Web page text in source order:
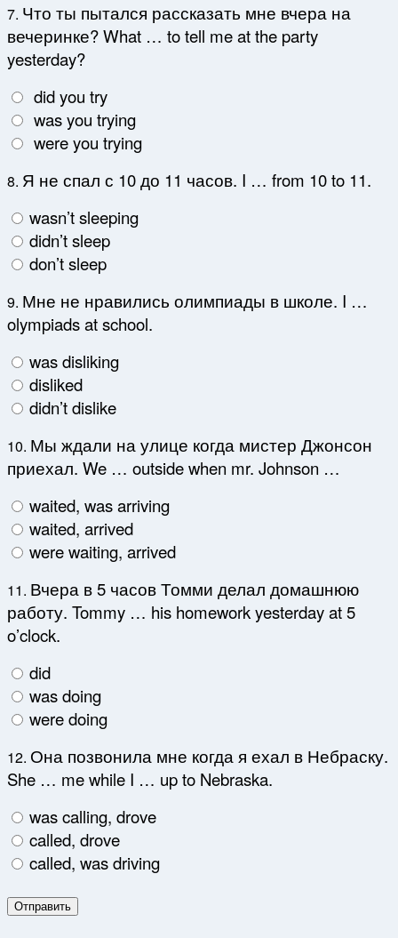
7. Что ты пытался рассказать мне вчера на
вечеринке? What … to tell me at the party
yesterday?
did you try
was you trying
were you trying
8. Я не спал с 10 до 11 часов. I … from 10 to 11.
wasn’t sleeping
didn’t sleep
don’t sleep
9. Мне не нравились олимпиады в школе. I …
olympiads at school.
was disliking
disliked
didn’t dislike
10. Мы ждали на улице когда мистер Джонсон
приехал. We … outside when mr. Johnson …
waited, was arriving
waited, arrived
were waiting, arrived
11. Вчера в 5 часов Томми делал домашнюю
работу. Tommy … his homework yesterday at 5
o’clock.
did
was doing
were doing
12. Она позвонила мне когда я ехал в Небраску.
She … me while I … up to Nebraska.
was calling, drove
called, drove
called, was driving